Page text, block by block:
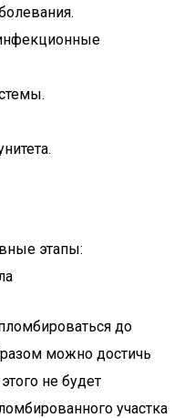
этапы:
до
можно достичь
не будет
участка